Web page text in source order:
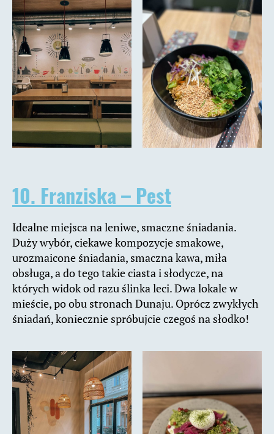
10. Franziska – Pest
Idealne miejsca na leniwe, smaczne śniadania.
Duży wybór, ciekawe kompozycje smakowe,
urozmaicone śniadania, smaczna kawa, miła
obsługa, a do tego takie ciasta i słodycze, na
których widok od razu ślinka leci. Dwa lokale w
mieście, po obu stronach Dunaju. Oprócz zwykłych
śniadań, koniecznie spróbujcie czegoś na słodko!